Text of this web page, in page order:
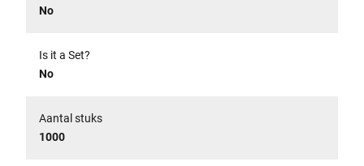
No
Is it a Set?
No
Aantal stuks
1000